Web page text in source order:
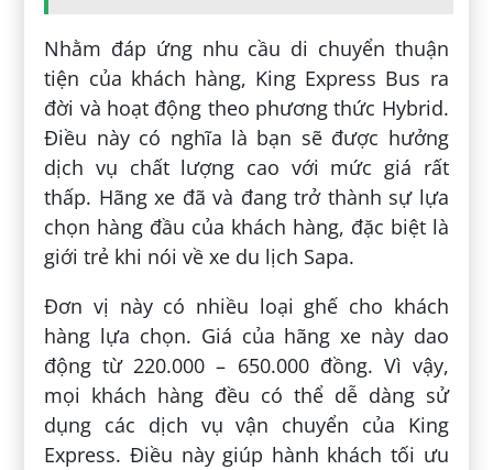
Nhằm đáp ứng nhu cầu di chuyển thuận
tiện của khách hàng, King Express Bus ra
đời và hoạt động theo phương thức Hybrid.
Điều này có nghĩa là bạn sẽ được hưởng
dịch vụ chất lượng cao với mức giá rất
thấp. Hãng xe đã và đang trở thành sự lựa
chọn hàng đầu của khách hàng, đặc biệt là
giới trẻ khi nói về xe du lịch Sapa.
Đơn vị này có nhiều loại ghế cho khách
hàng lựa chọn. Giá của hãng xe này dao
động từ 220.000 – 650.000 đồng. Vì vậy,
mọi khách hàng đều có thể dễ dàng sử
dụng các dịch vụ vận chuyển của King
Express. Điều này giúp hành khách tối ưu